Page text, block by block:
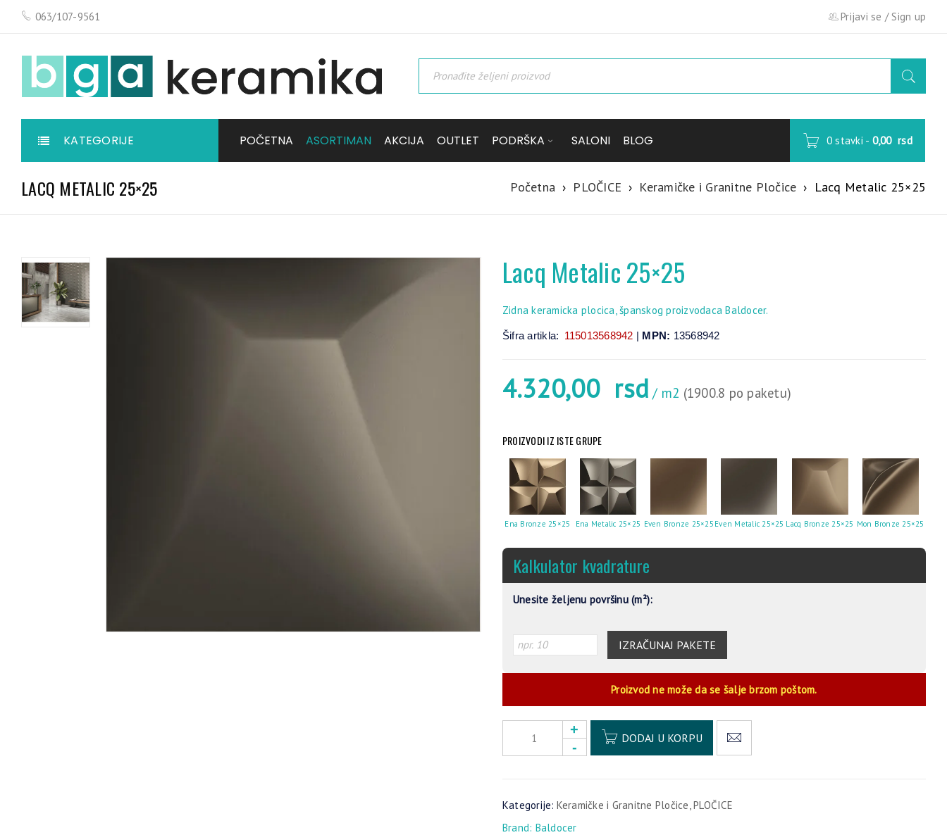
063/107-9561 Prijavi se /Sign up
KATEGORIJE POČETNA ASORTIMAN AKCIJA OUTLET PODRŠKA SALONI BLOG 0 stavki - 0,00 rsd
LACQ METALIC 25×25 Početna › PLOČICE › Keramičke i Granitne Pločice › Lacq Metalic 25×25
Lacq Metalic 25×25
Zidna keramicka plocica, španskog proizvodaca Baldocer.
Šifra artikla: 115013568942 | MPN: 13568942
4.320,00 rsd / m2 (1900.8 po paketu)
PROIZVODI IZ ISTE GRUPE
Ena Bronze 25×25 Ena Metalic 25×25 Even Bronze 25×25 Even Metalic 25×25 Lacq Bronze 25×25 Mon Bronze 25×25
Kalkulator kvadrature
Unesite željenu površinu (m²):
IZRAČUNAJ PAKETE
Proizvod ne može da se šalje brzom poštom.
DODAJ U KORPU
Kategorije: Keramičke i Granitne Pločice,PLOČICE
Brand: Baldocer